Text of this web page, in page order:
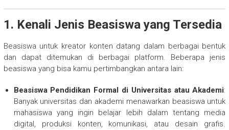
1. Kenali Jenis Beasiswa yang Tersedia
Beasiswa untuk kreator konten datang dalam berbagai bentuk
dan dapat ditemukan di berbagai platform. Beberapa jenis
beasiswa yang bisa kamu pertimbangkan antara lain:
Beasiswa Pendidikan Formal di Universitas atau Akademi:
Banyak universitas dan akademi menawarkan beasiswa untuk
mahasiswa yang ingin belajar lebih dalam tentang media
digital, produksi konten, komunikasi, atau desain grafis.